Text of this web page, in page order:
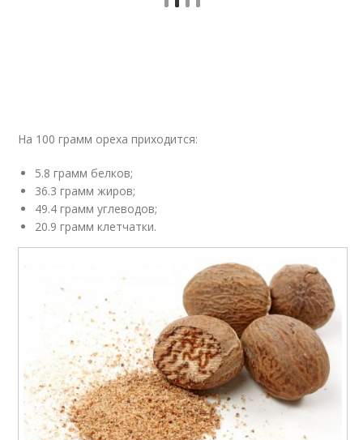
На 100 грамм ореха приходится:
5.8 грамм белков;
36.3 грамм жиров;
49.4 грамм углеводов;
20.9 грамм клетчатки.